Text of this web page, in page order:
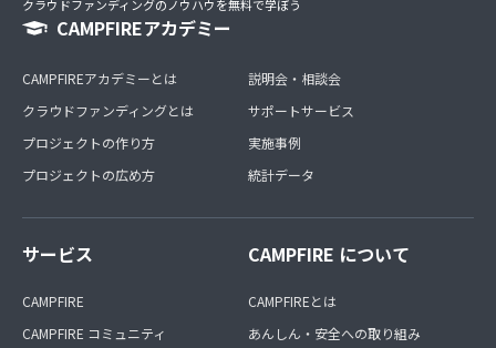
クラウドファンディングのノウハウを無料で学ぼう
CAMPFIREアカデミー
CAMPFIREアカデミーとは
クラウドファンディングとは
プロジェクトの作り方
プロジェクトの広め方
説明会・相談会
サポートサービス
実施事例
統計データ
サービス
CAMPFIRE
CAMPFIRE コミュニティ
CAMPFIRE について
CAMPFIREとは
あんしん・安全への取り組み